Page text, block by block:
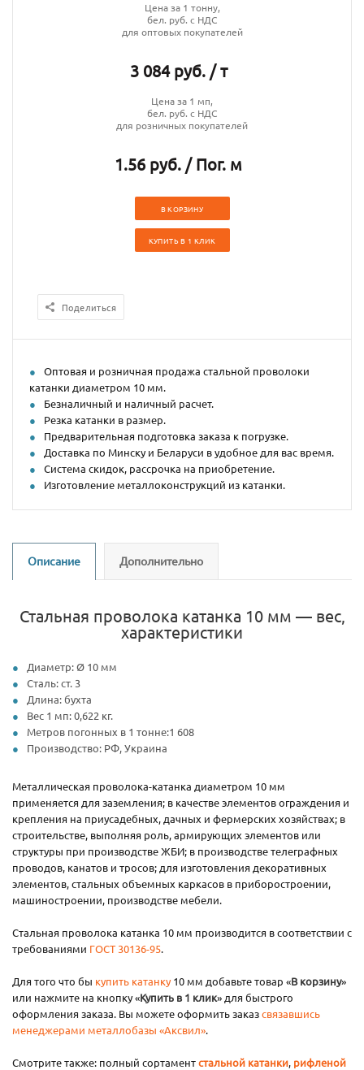
Цена за 1 тонну,
бел. руб. с НДС
для оптовых покупателей
3 084 руб. / т
Цена за 1 мп,
бел. руб. с НДС
для розничных покупателей
1.56 руб. / Пог. м
В КОРЗИНУ
КУПИТЬ В 1 КЛИК
Поделиться
Оптовая и розничная продажа стальной проволоки
катанки диаметром 10 мм.
Безналичный и наличный расчет.
Резка катанки в размер.
Предварительная подготовка заказа к погрузке.
Доставка по Минску и Беларуси в удобное для вас время.
Система скидок, рассрочка на приобретение.
Изготовление металлоконструкций из катанки.
Описание Дополнительно
Стальная проволока катанка 10 мм — вес,
характеристики
Диаметр: Ø 10 мм
Сталь: ст. 3
Длина: бухта
Вес 1 мп: 0,622 кг.
Метров погонных в 1 тонне:1 608
Производство: РФ, Украина
Металлическая проволока-катанка диаметром 10 мм
применяется для заземления; в качестве элементов ограждения и
крепления на приусадебных, дачных и фермерских хозяйствах; в
строительстве, выполняя роль, армирующих элементов или
структуры при производстве ЖБИ; в производстве телеграфных
проводов, канатов и тросов; для изготовления декоративных
элементов, стальных объемных каркасов в приборостроении,
машиностроении, производстве мебели.
Стальная проволока катанка 10 мм производится в соответствии с
требованиями ГОСТ 30136-95.
Для того что бы купить катанку10 мм добавьте товар «В корзину»
или нажмите на кнопку «Купить в 1 клик» для быстрого
оформления заказа. Вы можете оформить заказсвязавшись
менеджерами металлобазы «Аксвил».
Смотрите также: полный сортаментстальной катанки, рифленой